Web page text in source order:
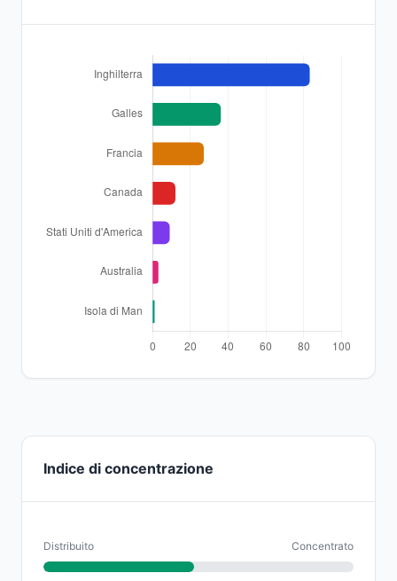
Indice di concentrazione
Distribuito Concentrato